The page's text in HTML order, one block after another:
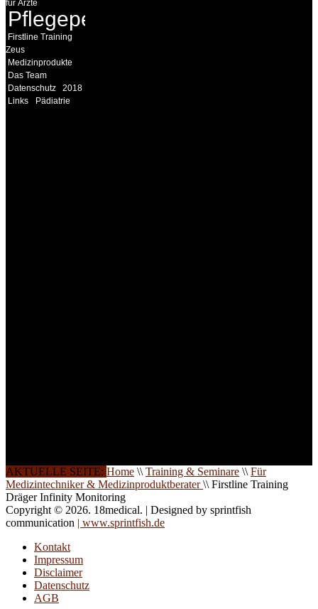
für Ärzte
Pflegepersonal
Firstline Training
Zeus
Medizinprodukte
Das Team
Datenschutz
2018
Links
Pädiatrie
AKTUELLE SEITE: Home \\ Training & Seminare \\ Für
Medizintechniker & Medizinproduktberater\\ Firstline Training
Dräger Infinity Monitoring
Copyright © 2026. 18medical. | Designed by sprintfish
communication | www.sprintfish.de
Kontakt
Impressum
Disclaimer
Datenschutz
AGB